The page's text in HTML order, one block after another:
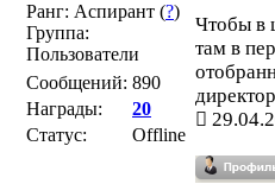
Ранг: Аспирант (?)
Группа:
Пользователи
Сообщений: 890
Награды:
20
Статус:
Offline
Чтобы в
там в